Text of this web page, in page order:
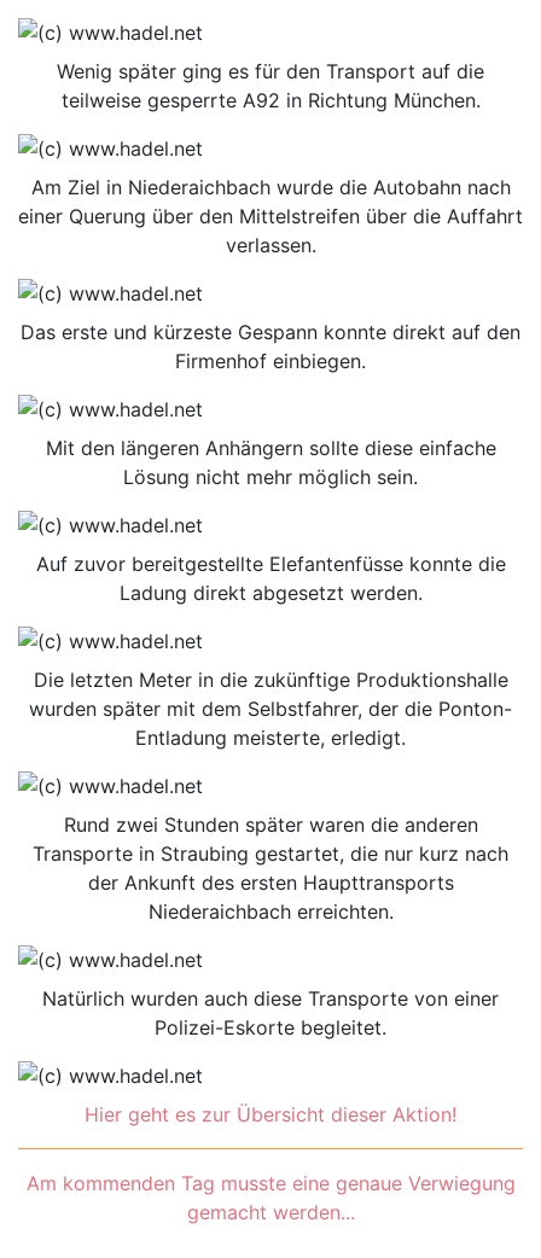
Wenig später ging es für den Transport auf die
teilweise gesperrte A92 in Richtung München.
Am Ziel in Niederaichbach wurde die Autobahn nach
einer Querung über den Mittelstreifen über die Auffahrt
verlassen.
Das erste und kürzeste Gespann konnte direkt auf den
Firmenhof einbiegen.
Mit den längeren Anhängern sollte diese einfache
Lösung nicht mehr möglich sein.
Auf zuvor bereitgestellte Elefantenfüsse konnte die
Ladung direkt abgesetzt werden.
Die letzten Meter in die zukünftige Produktionshalle
wurden später mit dem Selbstfahrer, der die Ponton-
Entladung meisterte, erledigt.
Rund zwei Stunden später waren die anderen
Transporte in Straubing gestartet, die nur kurz nach
der Ankunft des ersten Haupttransports
Niederaichbach erreichten.
Natürlich wurden auch diese Transporte von einer
Polizei-Eskorte begleitet.
Hier geht es zur Übersicht dieser Aktion!
Am kommenden Tag musste eine genaue Verwiegung
gemacht werden...